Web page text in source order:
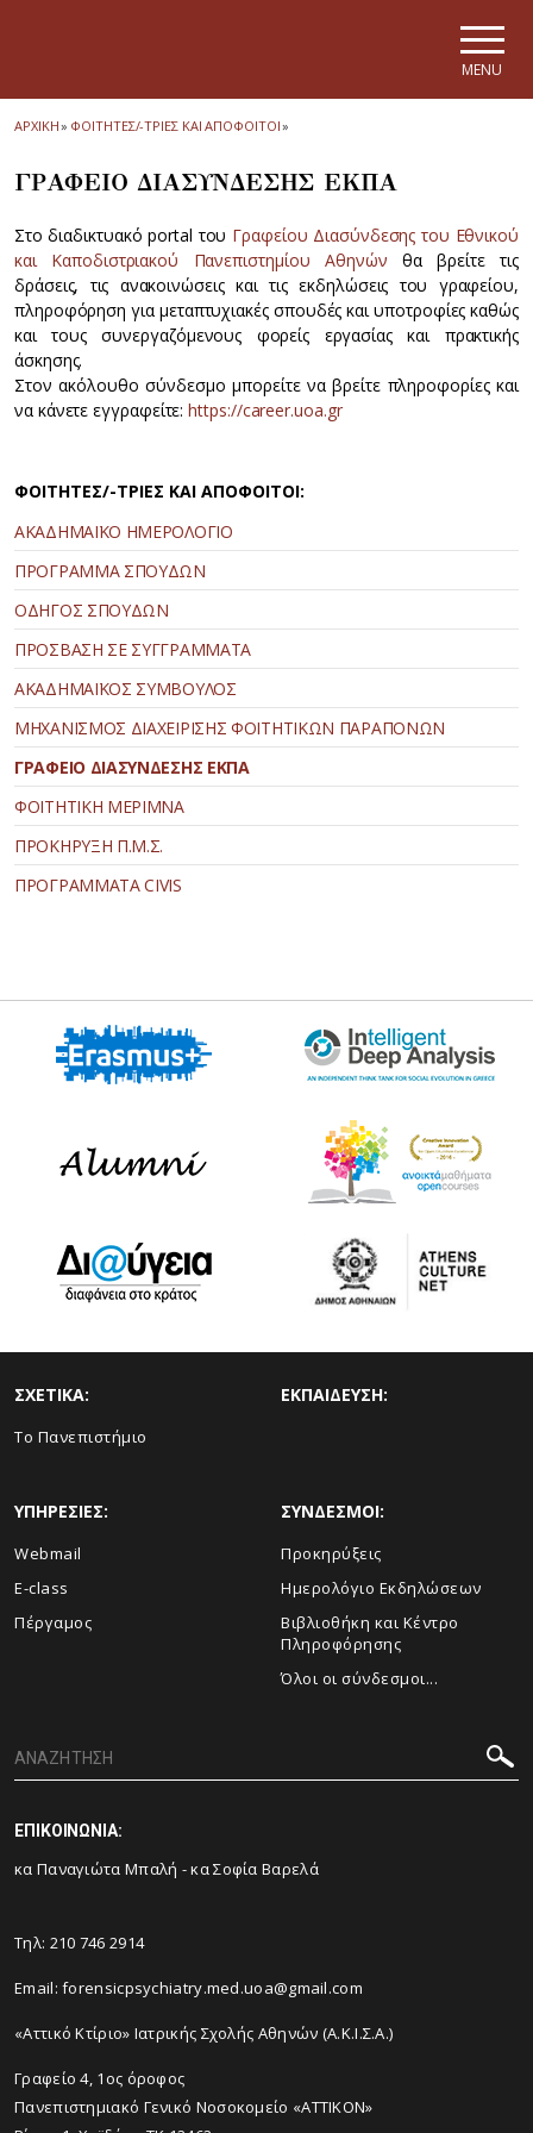
MENU
ΑΡΧΙΚΗ» ΦΟΙΤΗΤΕΣ/-ΤΡΙΕΣ ΚΑΙ ΑΠΟΦΟΙΤΟΙ»
ΓΡΑΦΕΙΟ ΔΙΑΣΥΝΔΕΣΗΣ ΕΚΠΑ
Στο διαδικτυακό portal του Γραφείου Διασύνδεσης του Εθνικού
και Καποδιστριακού Πανεπιστημίου Αθηνών θα βρείτε τις
δράσεις, τις ανακοινώσεις και τις εκδηλώσεις του γραφείου,
πληροφόρηση για μεταπτυχιακές σπουδές και υποτροφίες καθώς
και τους συνεργαζόμενους φορείς εργασίας και πρακτικής
άσκησης.
Στον ακόλουθο σύνδεσμο μπορείτε να βρείτε πληροφορίες και
να κάνετε εγγραφείτε:https://career.uoa.gr
ΦΟΙΤΗΤΕΣ/-ΤΡΙΕΣ ΚΑΙ ΑΠΟΦΟΙΤΟΙ:
ΑΚΑΔΗΜΑΪΚΟ ΗΜΕΡΟΛΟΓΙΟ
ΠΡΟΓΡΑΜΜΑ ΣΠΟΥΔΩΝ
ΟΔΗΓΟΣ ΣΠΟΥΔΩΝ
ΠΡΟΣΒΑΣΗ ΣΕ ΣΥΓΓΡΑΜΜΑΤΑ
ΑΚΑΔΗΜΑΪΚΟΣ ΣΥΜΒΟΥΛΟΣ
ΜΗΧΑΝΙΣΜΟΣ ΔΙΑΧΕΙΡΙΣΗΣ ΦΟΙΤΗΤΙΚΩΝ ΠΑΡΑΠΟΝΩΝ
ΓΡΑΦΕΙΟ ΔΙΑΣΥΝΔΕΣΗΣ ΕΚΠΑ
ΦΟΙΤΗΤΙΚΗ ΜΕΡΙΜΝΑ
ΠΡΟΚΗΡΥΞΗ Π.Μ.Σ.
ΠΡΟΓΡΑΜΜΑΤΑ CIVIS
ΣΧΕΤΙΚΑ:
Το Πανεπιστήμιο
ΕΚΠΑΙΔΕΥΣΗ:
ΥΠΗΡΕΣΙΕΣ:
Webmail
E-class
Πέργαμος
ΣΥΝΔΕΣΜΟΙ:
Προκηρύξεις
Ημερολόγιο Εκδηλώσεων
Βιβλιοθήκη και Κέντρο
Πληροφόρησης
Όλοι οι σύνδεσμοι...
ΕΠΙΚΟΙΝΩΝΙΑ:
κα Παναγιώτα Μπαλή - κα Σοφία Βαρελά
Τηλ: 210 746 2914
Email: forensicpsychiatry.med.uoa@gmail.com
«Αττικό Κτίριο» Ιατρικής Σχολής Αθηνών (Α.Κ.Ι.Σ.Α.)
Γραφείο 4, 1ος όροφος
Πανεπιστημιακό Γενικό Νοσοκομείο «ΑΤΤΙΚΟΝ»